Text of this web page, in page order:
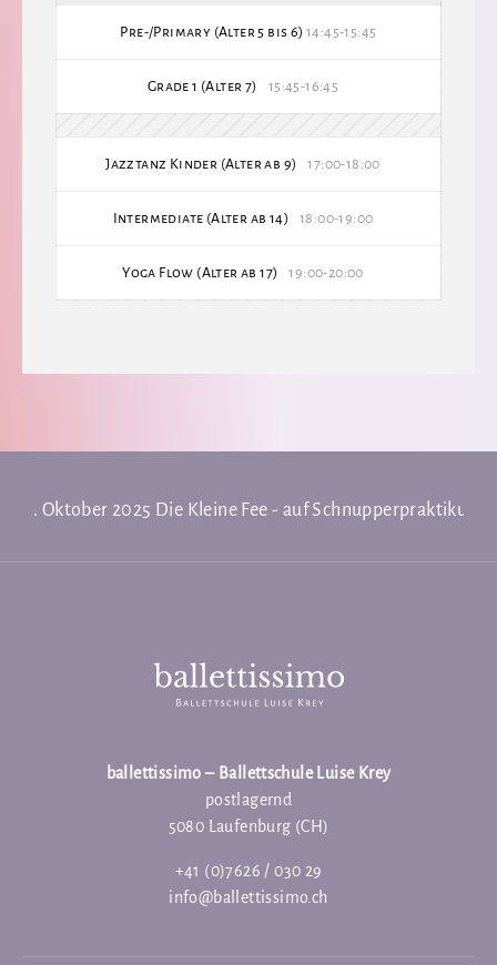
Pre-/Primary (Alter 5 bis 6)14:45-15:45
Grade 1 (Alter 7) 15:45-16:45
Jazztanz Kinder (Alter ab 9) 17:00-18:00
Intermediate (Alter ab 14) 18:00-19:00
Yoga Flow (Alter ab 17) 19:00-20:00
26. Oktober 2025 Die Kleine Fee - auf Schnupperpraktikum
ballettissimo – Ballettschule Luise Krey
postlagernd
5080 Laufenburg (CH)
+41 (0)7626 / 030 29
info@ballettissimo.ch